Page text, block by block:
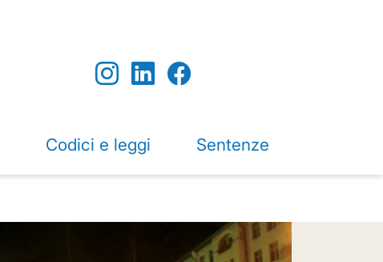
Codici e leggi Sentenze